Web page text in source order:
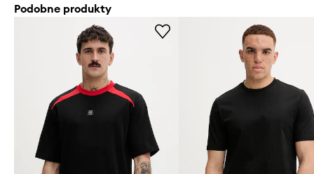
Podobne produkty